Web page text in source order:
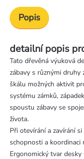
Popis
detailní popis
Tato dřevěná výuková
zábavy s různými druhy
škálu možných aktivit
systému zámků,
spoustu zábavy se
života.
Při otevírání a zavírání
schopnosti a
Ergonomický tvar